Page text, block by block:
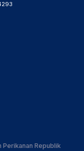
Republik